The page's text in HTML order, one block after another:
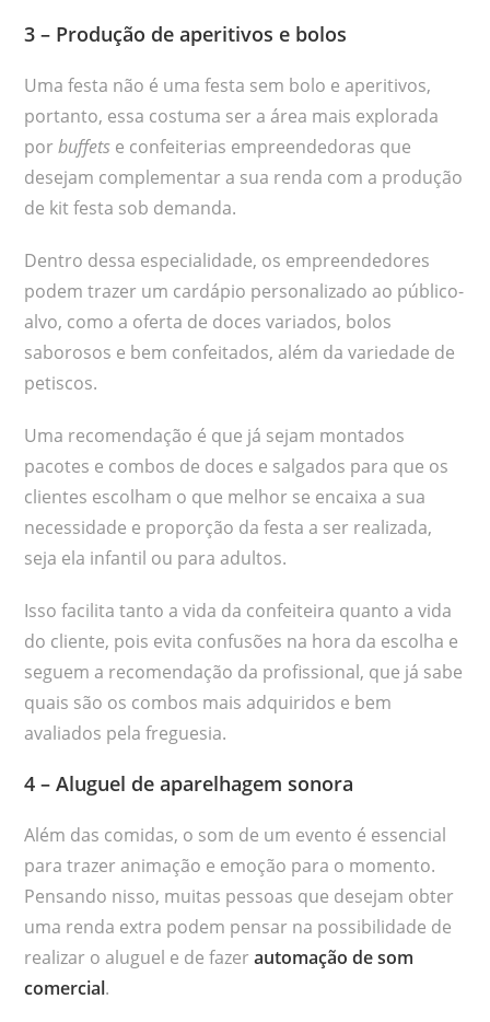
3 – Produção de aperitivos e bolos
Uma festa não é uma festa sem bolo e aperitivos,
portanto, essa costuma ser a área mais explorada
porbuffets e confeiterias empreendedoras que
desejam complementar a sua renda com a produção
de kit festa sob demanda.
Dentro dessa especialidade, os empreendedores
podem trazer um cardápio personalizado ao público-
alvo, como a oferta de doces variados, bolos
saborosos e bem confeitados, além da variedade de
petiscos.
Uma recomendação é que já sejam montados
pacotes e combos de doces e salgados para que os
clientes escolham o que melhor se encaixa a sua
necessidade e proporção da festa a ser realizada,
seja ela infantil ou para adultos.
Isso facilita tanto a vida da confeiteira quanto a vida
do cliente, pois evita confusões na hora da escolha e
seguem a recomendação da profissional, que já sabe
quais são os combos mais adquiridos e bem
avaliados pela freguesia.
4 – Aluguel de aparelhagem sonora
Além das comidas, o som de um evento é essencial
para trazer animação e emoção para o momento.
Pensando nisso, muitas pessoas que desejam obter
uma renda extra podem pensar na possibilidade de
realizar o aluguel e de fazerautomação de som
comercial.